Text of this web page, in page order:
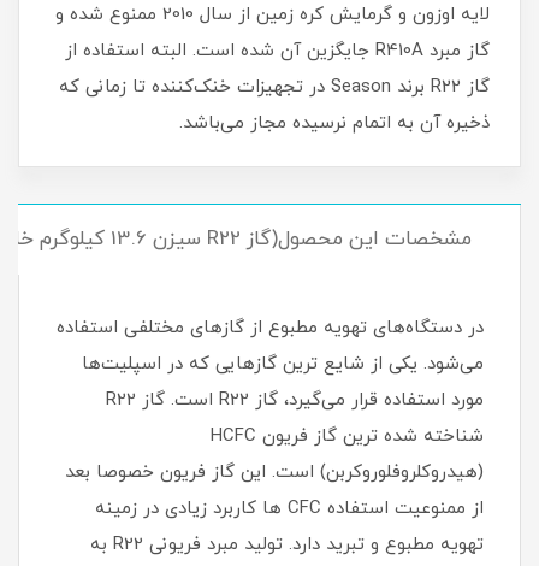
لایه اوزون و گرمایش کره زمین از سال 2010 ممنوع شده و
گاز مبرد R410A جایگزین آن شده است. البته استفاده‌ از
گاز R22 برند Season در تجهیزات خنک‌کننده تا زمانی که
ذخیره آن به اتمام نرسیده مجاز می‌باشد.
مشخصات این محصول(گاز R22 سیزن 13.6 کیلوگرم خالص)
در دستگاه‌های تهویه مطبوع از گازهای مختلفی استفاده
می‌شود. یکی از شایع ترین گازهایی که در اسپلیت‌ها
مورد استفاده قرار می‌گیرد، گاز R22 است. گاز R22
شناخته شده ترین گاز فریون HCFC
(هیدروکلروفلوروکربن)‌ است. این گاز فریون خصوصا بعد
از ممنوعیت استفاده CFC ها کاربرد زیادی در زمینه
تهویه مطبوع و تبرید دارد. تولید مبرد فریونی R22 به